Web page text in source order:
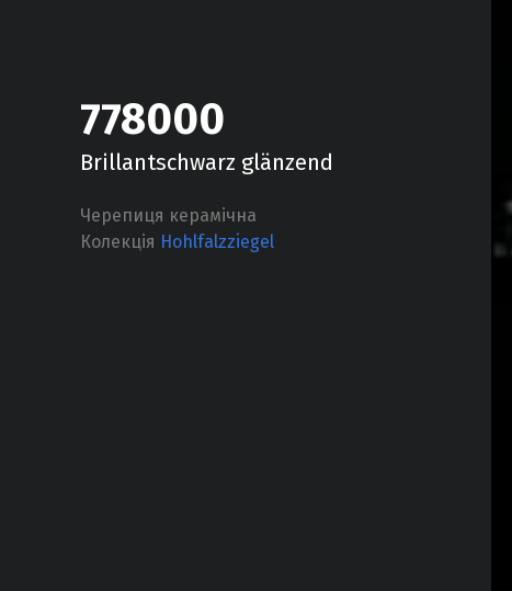
778000
Brillantschwarz glänzend
Черепиця керамічна
Колекція Hohlfalzziegel